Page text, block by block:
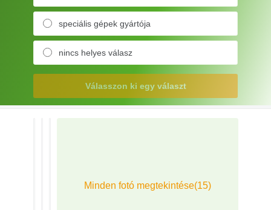
speciális gépek gyártója
nincs helyes válasz
Válasszon ki egy választ